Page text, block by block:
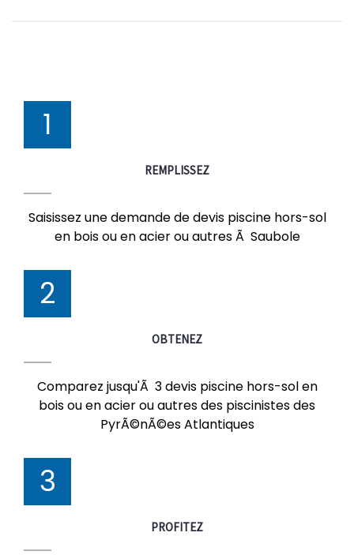
1
REMPLISSEZ
Saisissez une demande de devis piscine hors-sol
en bois ou en acier ou autres Ã Saubole
2
OBTENEZ
Comparez jusqu'Ã 3 devis piscine hors-sol en
bois ou en acier ou autres des piscinistes des
PyrÃ©nÃ©es Atlantiques
3
PROFITEZ